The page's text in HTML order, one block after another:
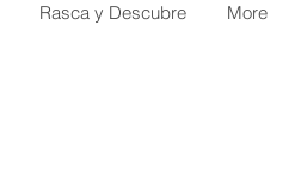
Rasca y Descubre More